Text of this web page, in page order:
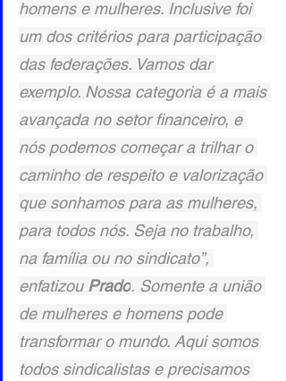
homens e mulheres. Inclusive foi
um dos critérios para participação
das federações. Vamos dar
exemplo. Nossa categoria é a mais
avançada no setor financeiro, e
nós podemos começar a trilhar o
caminho de respeito e valorização
que sonhamos para as mulheres,
para todos nós. Seja no trabalho,
na família ou no sindicato”,
enfatizou Prado. Somente a união
de mulheres e homens pode
transformar o mundo. Aqui somos
todos sindicalistas e precisamos